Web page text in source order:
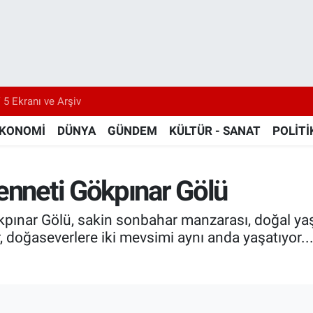
5 Ekranı ve Arşiv
DÜNYA GÜNDEM KÜLTÜR - SANAT
Gökpınar Gölü
Gölü, sakin sonbahar manzarası, doğal
iki mevsimi aynı anda yaşatıyor...